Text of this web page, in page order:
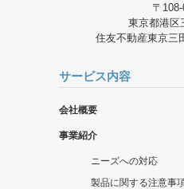
〒
東京都港区
住友不動産東京三
サービス内容
会社概要
事業紹介
ニーズへの対応
製品に関する注意事